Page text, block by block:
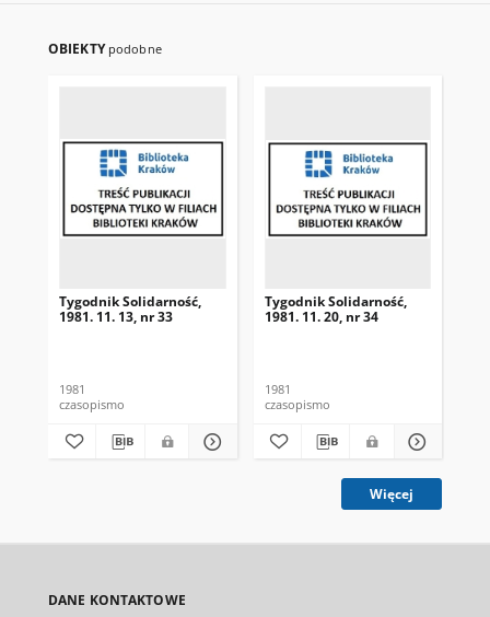
OBIEKTY podobne
Tygodnik Solidarność,
1981. 11. 13, nr 33
1981
czasopismo
Tygodnik Solidarność,
1981. 11. 20, nr 34
1981
czasopismo
Więcej
DANE KONTAKTOWE